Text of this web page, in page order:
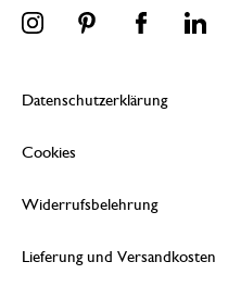
Datenschutzerklärung
Cookies
Widerrufsbelehrung
Lieferung und Versandkosten